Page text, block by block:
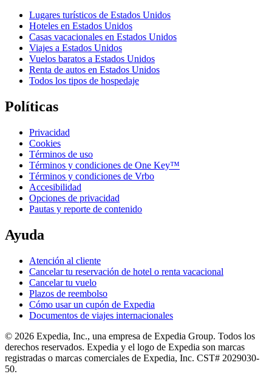
Lugares turísticos de Estados Unidos
Hoteles en Estados Unidos
Casas vacacionales en Estados Unidos
Viajes a Estados Unidos
Vuelos baratos a Estados Unidos
Renta de autos en Estados Unidos
Todos los tipos de hospedaje
Políticas
Privacidad
Cookies
Términos de uso
Términos y condiciones de One Key™
Términos y condiciones de Vrbo
Accesibilidad
Opciones de privacidad
Pautas y reporte de contenido
Ayuda
Atención al cliente
Cancelar tu reservación de hotel o renta vacacional
Cancelar tu vuelo
Plazos de reembolso
Cómo usar un cupón de Expedia
Documentos de viajes internacionales
© 2026 Expedia, Inc., una empresa de Expedia Group. Todos los
derechos reservados. Expedia y el logo de Expedia son marcas
registradas o marcas comerciales de Expedia, Inc. CST# 2029030-
50.